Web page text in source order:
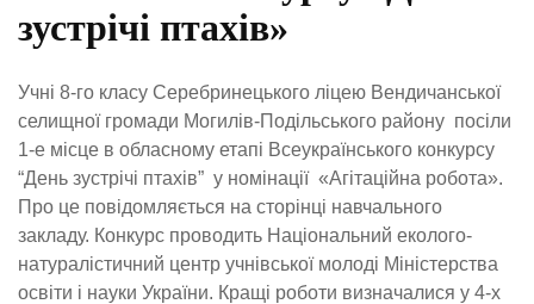
зустрічі птахів»
Учні 8-го класу Серебринецького ліцею Вендичанської
селищної громади Могилів-Подільського району посіли
1-е місце в обласному етапі Всеукраїнського конкурсу
“День зустрічі птахів” у номінації «Агітаційна робота».
Про це повідомляється на сторінці навчального
закладу. Конкурс проводить Національний еколого-
натуралістичний центр учнівської молоді Міністерства
освіти і науки України. Кращі роботи визначалися у 4-х